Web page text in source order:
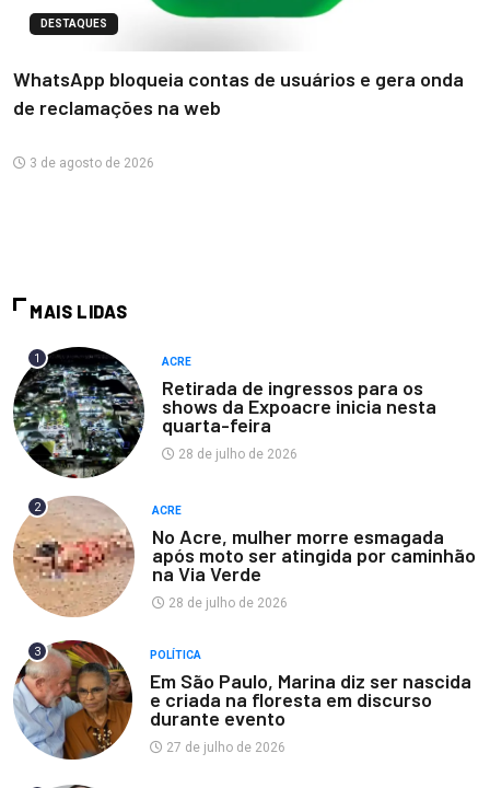
DESTAQUES
WhatsApp bloqueia contas de usuários e gera onda
de reclamações na web
3 de agosto de 2026
MAIS LIDAS
1 ACRE
Retirada de ingressos para os
shows da Expoacre inicia nesta
quarta-feira
28 de julho de 2026
2 ACRE
No Acre, mulher morre esmagada
após moto ser atingida por caminhão
na Via Verde
28 de julho de 2026
3 POLÍTICA
Em São Paulo, Marina diz ser nascida
e criada na floresta em discurso
durante evento
27 de julho de 2026